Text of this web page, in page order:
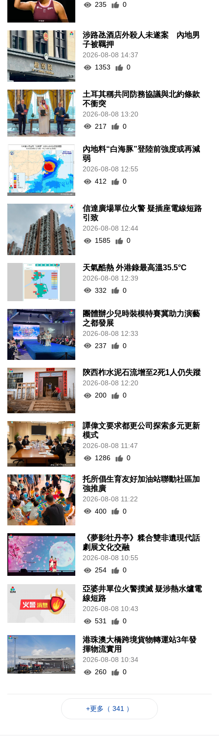
235
0
涉路氹酒店外殺人未遂案 內地男
子被羈押
2026-08-08 14:37
1353
0
土耳其稱共同防務協議與北約條款
不衝突
2026-08-08 13:20
217
0
內地料“白海豚”登陸前強度或再減
弱
2026-08-08 12:55
412
0
信達廣場單位火警 疑插座電線短路
引致
2026-08-08 12:44
1585
0
天氣酷熱 外港錄最高溫35.5°C
2026-08-08 12:39
332
0
團體辦少兒時裝模特賽冀助力演藝
之都發展
2026-08-08 12:33
237
0
陝西柞水泥石流增至2死1人仍失蹤
2026-08-08 12:20
200
0
譚偉文要求都更公司探索多元更新
模式
2026-08-08 11:47
1286
0
托所倡生育友好加油站聯動社區加
強推廣
2026-08-08 11:22
400
0
《夢影牡丹亭》糅合雙非遺現代話
劇展文化交融
2026-08-08 10:55
254
0
亞婆井單位火警撲滅 疑涉熱水爐電
線短路
2026-08-08 10:43
531
0
港珠澳大橋跨境貨物轉運站3年發
揮物流實用
2026-08-08 10:34
260
0
+更多（ 341 ）